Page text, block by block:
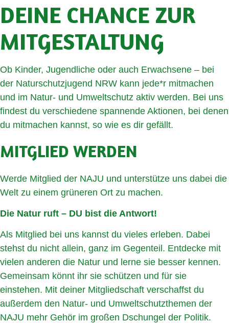
DEINE CHANCE ZUR
MITGESTALTUNG
Ob Kinder, Jugendliche oder auch Erwachsene – bei
der Naturschutzjugend NRW kann jede*r mitmachen
und im Natur- und Umweltschutz aktiv werden. Bei uns
findest du verschiedene spannende Aktionen, bei denen
du mitmachen kannst, so wie es dir gefällt.
MITGLIED WERDEN
Werde Mitglied der NAJU und unterstütze uns dabei die
Welt zu einem grüneren Ort zu machen.
Die Natur ruft – DU bist die Antwort!
Als Mitglied bei uns kannst du vieles erleben. Dabei
stehst du nicht allein, ganz im Gegenteil. Entdecke mit
vielen anderen die Natur und lerne sie besser kennen.
Gemeinsam könnt ihr sie schützen und für sie
einstehen. Mit deiner Mitgliedschaft verschaffst du
außerdem den Natur- und Umweltschutzthemen der
NAJU mehr Gehör im großen Dschungel der Politik.